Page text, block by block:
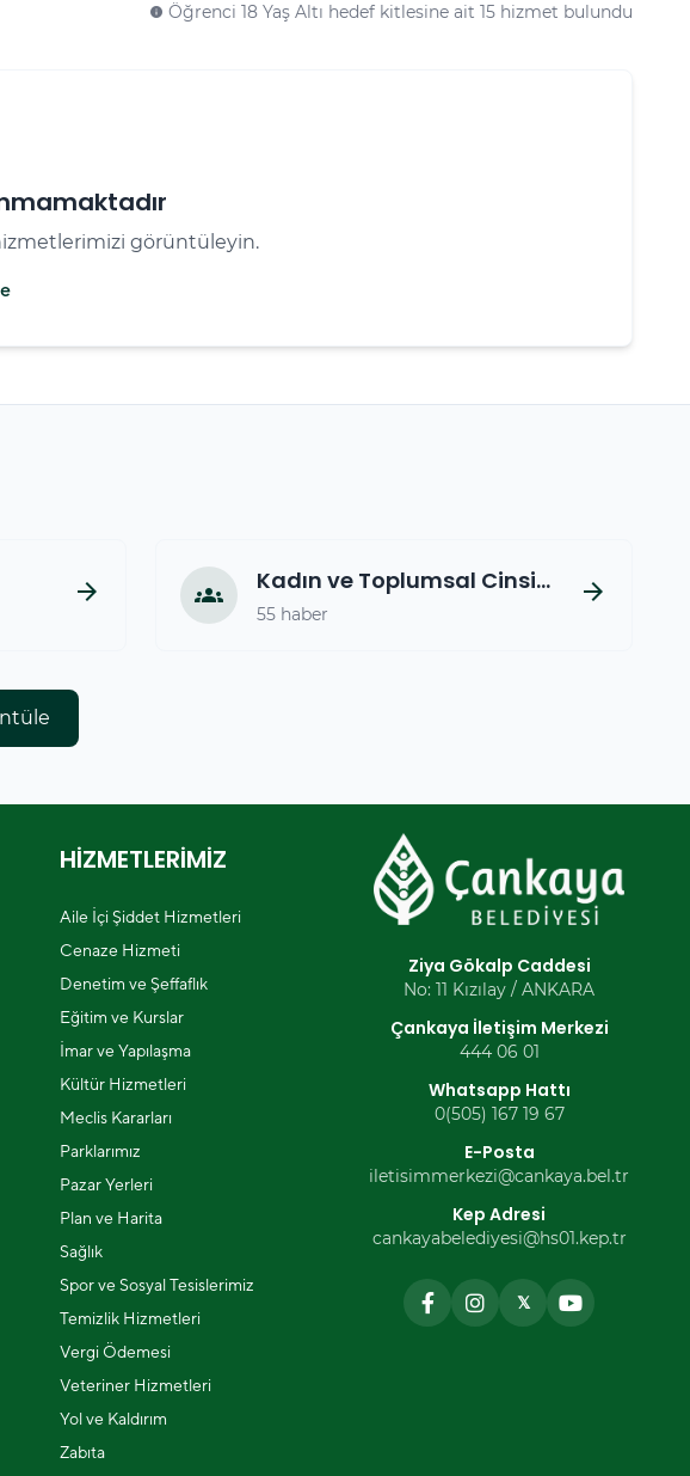
info Öğrenci 18 Yaş Altı hedef kitlesine ait 15 hizmet bulundu
görüntüleyin.
arrow_forward groups Kadın ve Toplumsal Cinsiyet
55 haber
arrow_forward
HİZMETLERİMİZ
Aile İçi Şiddet Hizmetleri
Cenaze Hizmeti
Denetim ve Şeffaflık
Eğitim ve Kurslar
İmar ve Yapılaşma
Kültür Hizmetleri
Meclis Kararları
Parklarımız
Pazar Yerleri
Plan ve Harita
Sağlık
Spor ve Sosyal Tesislerimiz
Temizlik Hizmetleri
Vergi Ödemesi
Veteriner Hizmetleri
Yol ve Kaldırım
Zabıta
Ziya Gökalp Caddesi
No: 11 Kızılay / ANKARA
Çankaya İletişim Merkezi
444 06 01
Whatsapp Hattı
0(505) 167 19 67
E-Posta
iletisimmerkezi@cankaya.bel.tr
Kep Adresi
cankayabelediyesi@hs01.kep.tr
𝕏